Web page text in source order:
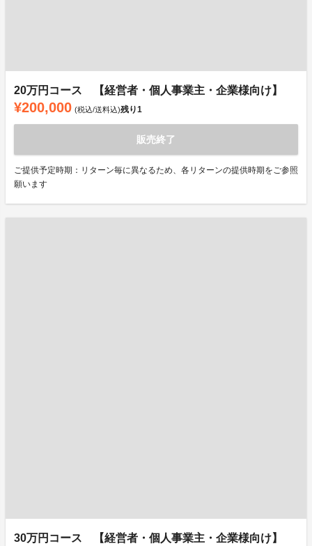
20万円コース 【経営者・個人事業主・企業様向け】
¥200,000 (税込/送料込)残り1
販売終了
ご提供予定時期：リターン毎に異なるため、各リターンの提供時期をご参照
願います
30万円コース 【経営者・個人事業主・企業様向け】